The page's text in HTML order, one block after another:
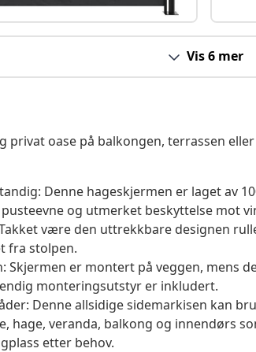
Vis 6 mer
privat oase på balkongen, terrassen
Denne hageskjermen er laget av
og utmerket beskyttelse mot
være den uttrekkbare designen
fra stolpen.
Skjermen er montert på veggen, mens
monteringsutstyr er inkludert.
Denne allsidige sidemarkisen kan
hage, veranda, balkong og innendørs
etter behov.